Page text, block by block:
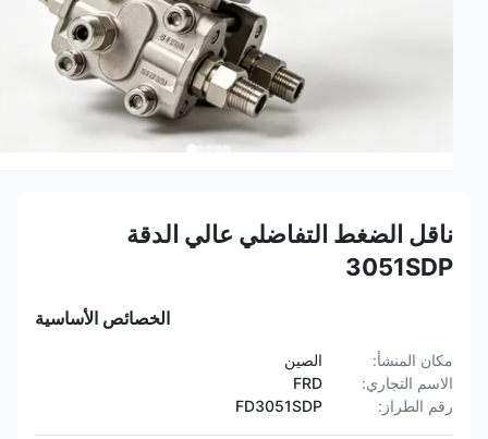
ناقل الضغط التفاضلي عالي الدقة
3051SDP
الخصائص الأساسية
مكان المنشأ:
الصين
الاسم التجاري:
رقم الطراز:
FD3051SDP